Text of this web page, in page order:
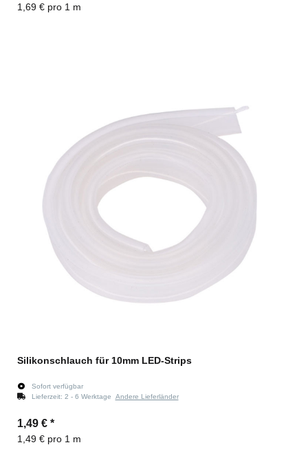
1,69 € pro 1 m
Silikonschlauch für 10mm LED-Strips
Sofort verfügbar
Lieferzeit: 2 - 6 Werktage Andere Lieferländer
1,49 € *
1,49 € pro 1 m